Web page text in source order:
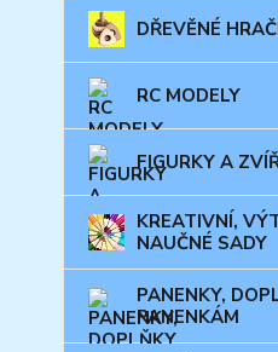
DŘEVĚNÉ
RC MODELY
FIGURKY A
KREATIVNÍ,
NAUČNÉ SADY
PANENKY,
PANENKÁM